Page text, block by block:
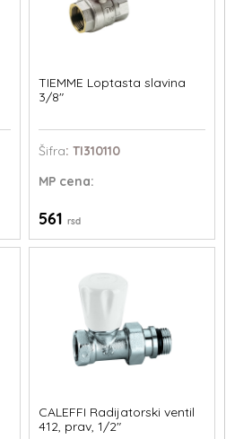
TIEMME Loptasta slavina
3/8"
Šifra: TI310110
MPcena:
561 rsd
CALEFFI Radijatorski ventil
412, prav, 1/2"